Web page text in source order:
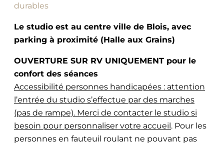
durables
Le studio est au centre ville de Blois, avec
parking à proximité (Halle aux Grains)
OUVERTURE SUR RV UNIQUEMENT pour le
confort des séances
Accessibilité personnes handicapées : attention
l’entrée du studio s’effectue par des marches
(pas de rampe). Merci de contacter le studio si
besoin pour personnaliser votre accueil. Pour les
personnes en fauteuil roulant ne pouvant pas